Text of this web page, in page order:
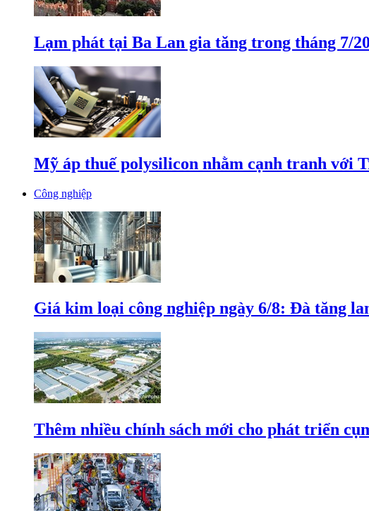
Lạm phát tại Ba Lan gia tăng trong tháng 7/
Mỹ áp thuế polysilicon nhằm cạnh tranh với
Công nghiệp
Giá kim loại công nghiệp ngày 6/8: Đà tăng
Thêm nhiều chính sách mới cho phát triển